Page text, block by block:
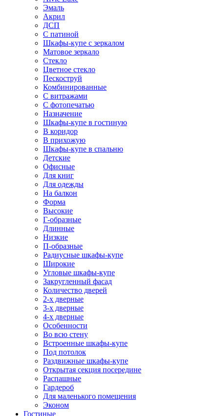
Эмаль
Акрил
ДСП
С патиной
Шкафы-купе с зеркалом
Матовое зеркало
Стекло
Цветное стекло
Пескоструй
Комбинированные
С витражами
С фотопечатью
Назначение
Шкафы-купе в гостиную
В коридор
В прихожую
Шкафы-купе в спальню
Детские
Офисные
Для книг
Для одежды
На балкон
Форма
Высокие
Г-образные
Длинные
Низкие
П-образные
Радиусные шкафы-купе
Широкие
Угловые шкафы-купе
Закругленный фасад
Количество дверей
2-х дверные
3-х дверные
4-х дверные
Особенности
Во всю стену
Встроенные шкафы-купе
Под потолок
Раздвижные шкафы-купе
Открытая секция посередине
Распашные
Гардероб
Для маленького помещения
Эконом
Гостиные